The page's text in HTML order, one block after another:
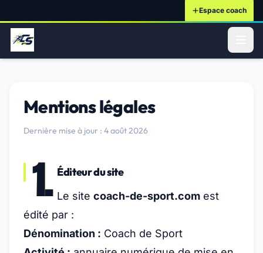
Espace coach
Mentions légales
Dernière mise à jour : 4 août 2026
1. Éditeur du site
Le sitecoach-de-sport.com est
édité par :
Dénomination : Coach de Sport